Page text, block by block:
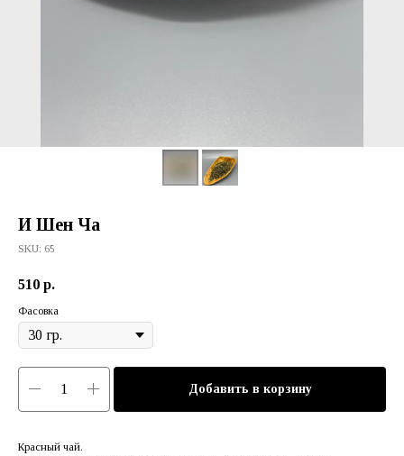
И Шен Ча
SKU: 65
510 р.
Фасовка
Добавить в корзину
Красный чай.